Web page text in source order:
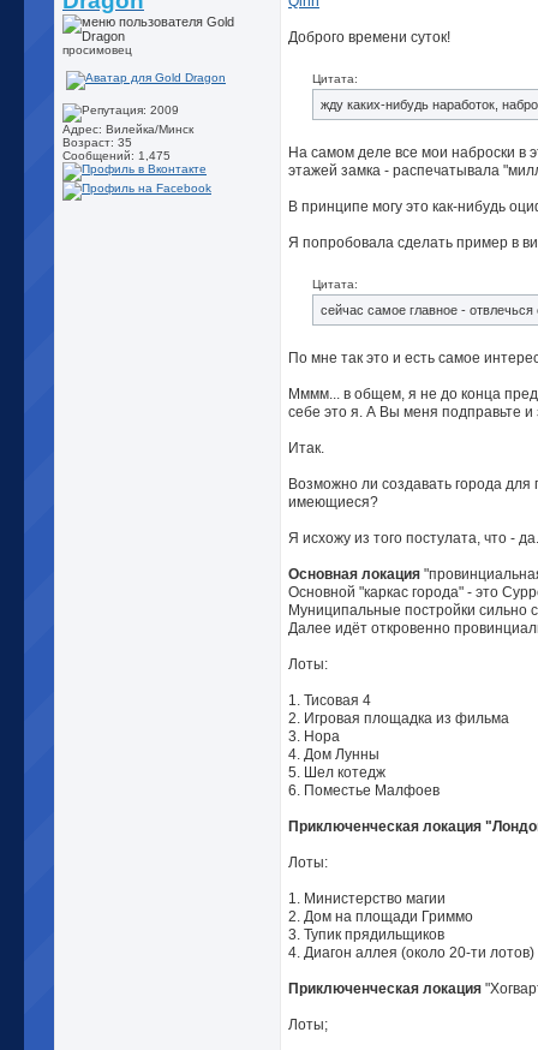
просимовец
Адрес: Вилейка/Минск
Возраст: 35
Сообщений: 1,475
Доброго времени суток!
Цитата:
жду каких-нибудь наработок,
На самом деле все мои наброски в
этажей замка - распечатывала
В принципе могу это как-нибудь
Я попробовала сделать пример в
Цитата:
сейчас самое главное -
По мне так это и есть самое
Мммм... в общем, я не до конца
себе это я. А Вы меня подправьте
Итак.
Возможно ли создавать города
имеющиеся?
Я исхожу из того постулата, что -
Основная локация
Основной "каркас города" - это
Муниципальные постройки сильно
Далее идёт откровенно
Лоты:
1. Тисовая 4
2. Игровая площадка из фильма
3. Нора
4. Дом Лунны
5. Шел котедж
6. Поместье Малфоев
Приключенческая локация
Лоты:
1. Министерство магии
2. Дом на площади Гриммо
3. Тупик прядильщиков
4. Диагон аллея (около 20-ти лотов)
Приключенческая локация
Лоты;